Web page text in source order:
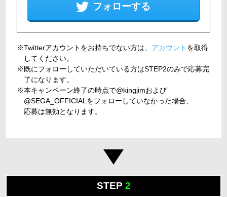
フォローする
Twitterアカウントをお持ちでない方は、 アカウント を取得
してください。
既にフォローしていただいている方はSTEP2のみで応募完
了になります。
本キャンペーン終了の時点で@kingjimおよび
@SEGA_OFFICIALをフォローしていなかった場合、
応募は無効となります。
STEP 2